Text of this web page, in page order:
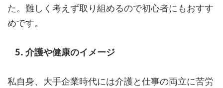
た。難しく考えず取り組めるので初心者にもおすす
めです。
5. 介護や健康のイメージ
私自身、大手企業時代には介護と仕事の両立に苦労